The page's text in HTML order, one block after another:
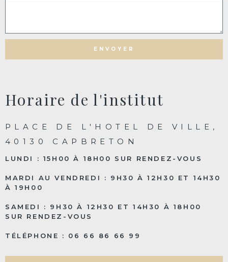
ENVOYER
Horaire de l'institut
PLACE DE L'HOTEL DE VILLE,
40130 CAPBRETON
LUNDI : 15H00 À 18H00 SUR RENDEZ-VOUS
MARDI AU VENDREDI : 9H30 À 12H30 ET 14H30
À 19H00
SAMEDI : 9H30 À 12H30 ET 14H30 À 18H00
SUR RENDEZ-VOUS
TÉLÉPHONE : 06 66 86 66 99